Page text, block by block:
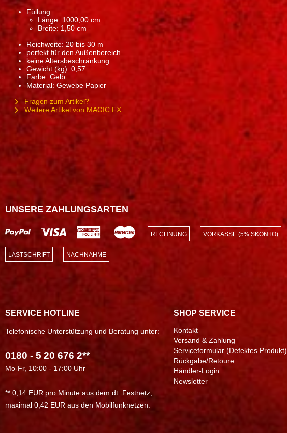
Füllung:
Länge: 1000,00 cm
Breite: 1,50 cm
Reichweite: 20 bis 30 m
perfekt für den Außenbereich
keine Altersbeschränkung
Gewicht (kg): 0,57
Farbe: Gelb
Material: Gewebe Papier
Fragen zum Artikel?
Weitere Artikel von MAGIC FX
UNSERE ZAHLUNGSARTEN
RECHNUNG VORKASSE (5% SKONTO)
LASTSCHRIFT NACHNAHME
SERVICE HOTLINE
Telefonische Unterstützung und Beratung unter:
0180 - 5 20 676 2**
Mo-Fr, 10:00 - 17:00 Uhr
** 0,14 EUR pro Minute aus dem dt. Festnetz,
maximal 0,42 EUR aus den Mobilfunknetzen.
SHOP SERVICE
Kontakt
Versand & Zahlung
Serviceformular (Defektes Produkt)
Rückgabe/Retoure
Händler-Login
Newsletter